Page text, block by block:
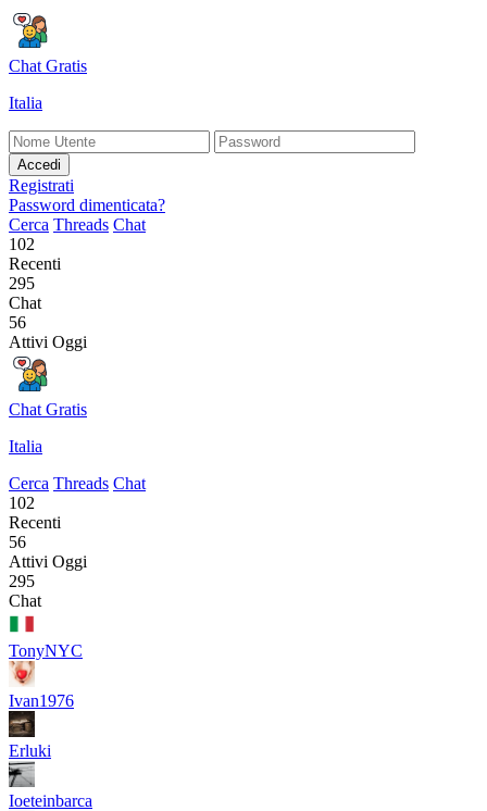
Chat Gratis
Italia
Accedi
Registrati
Password dimenticata?
Cerca Threads Chat
102
Recenti
295
Chat
56
Attivi Oggi
Chat Gratis
Italia
Cerca Threads Chat
102
Recenti
56
Attivi Oggi
295
Chat
TonyNYC
Ivan1976
Erluki
Ioeteinbarca